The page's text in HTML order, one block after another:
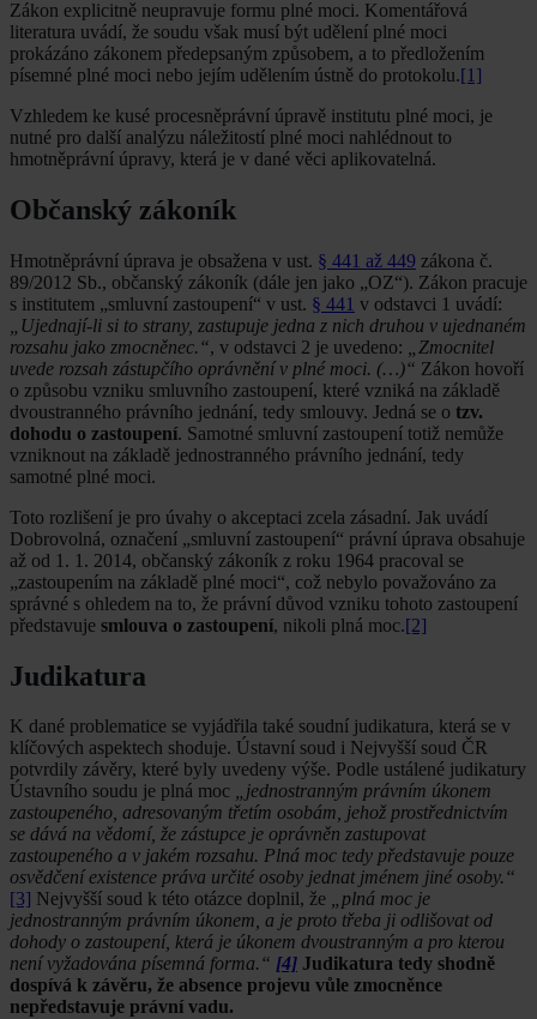
Zákon explicitně neupravuje formu plné moci. Komentářová
literatura uvádí, že soudu však musí být udělení plné moci
prokázáno zákonem předepsaným způsobem, a to předložením
písemné plné moci nebo jejím udělením ústně do protokolu.[1]
Vzhledem ke kusé procesněprávní úpravě institutu plné moci, je
nutné pro další analýzu náležitostí plné moci nahlédnout to
hmotněprávní úpravy, která je v dané věci aplikovatelná.
Občanský zákoník
Hmotněprávní úprava je obsažena v ust. § 441 až 449 zákona č.
89/2012 Sb., občanský zákoník (dále jen jako „OZ“). Zákon pracuje
s institutem „smluvní zastoupení“ v ust. § 441 v odstavci 1 uvádí:
„Ujednají-li si to strany, zastupuje jedna z nich druhou v ujednaném
rozsahu jako zmocněnec.“, v odstavci 2 je uvedeno:
„Zmocnitel
uvede rozsah zástupčího oprávnění v plné moci. (…)“ Zákon hovoří
o způsobu vzniku smluvního zastoupení, které vzniká na základě
dvoustranného právního jednání, tedy smlouvy. Jedná se o tzv.
dohodu o zastoupení. Samotné smluvní zastoupení totiž nemůže
vzniknout na základě jednostranného právního jednání, tedy
samotné plné moci.
Toto rozlišení je pro úvahy o akceptaci zcela zásadní. Jak uvádí
Dobrovolná, označení „smluvní zastoupení“ právní úprava obsahuje
až od 1. 1. 2014, občanský zákoník z roku 1964 pracoval se
„zastoupením na základě plné moci“, což nebylo považováno za
správné s ohledem na to, že právní důvod vzniku tohoto zastoupení
představuje smlouva o zastoupení, nikoli plná moc.[2]
Judikatura
K dané problematice se vyjádřila také soudní judikatura, která se v
klíčových aspektech shoduje. Ústavní soud i Nejvyšší soud ČR
potvrdily závěry, které byly uvedeny výše. Podle ustálené judikatury
Ústavního soudu je plná moc „jednostranným právním úkonem
zastoupeného, adresovaným třetím osobám, jehož prostřednictvím
se dává na vědomí, že zástupce je oprávněn zastupovat
zastoupeného a v jakém rozsahu. Plná moc tedy představuje pouze
osvědčení existence práva určité osoby jednat jménem jiné osoby.“
[3] Nejvyšší soud k této otázce doplnil, že „plná moc je
jednostranným právním úkonem, a je proto třeba ji odlišovat od
dohody o zastoupení, která je úkonem dvoustranným a pro kterou
není vyžadována písemná forma.“ [4] Judikatura tedy shodně
dospívá k závěru, že absence projevu vůle zmocněnce
nepředstavuje právní vadu.